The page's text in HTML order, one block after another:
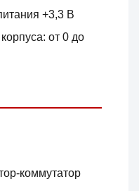
+3,3 В
от 0 до
коммутатор